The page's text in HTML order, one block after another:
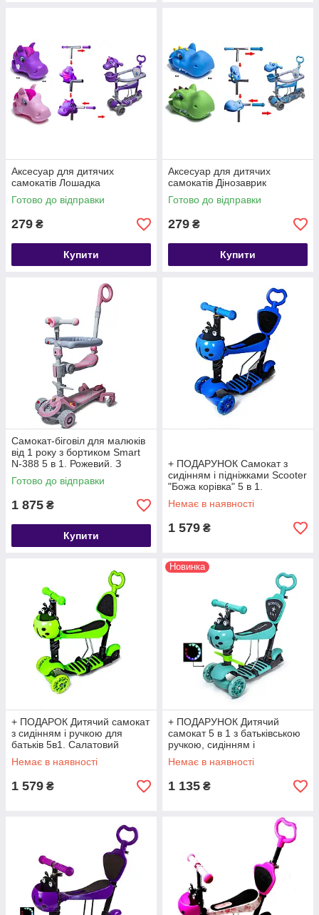
Аксесуар для дитячих
самокатів Лошадка
Готово до відправки
279 ₴
Купити
Аксесуар для дитячих
самокатів Дінозаврик
Готово до відправки
279 ₴
Купити
Самокат-біговіл для малюків
від 1 року з бортиком Smart
N-388 5 в 1. Рожевий. З
музикою та підсвічуванням
Готово до відправки
1 875 ₴
Купити
+ ПОДАРУНОК Самокат з
сидінням і підніжками Scooter
"Божа корівка" 5 в 1.
Блакитний
Немає в наявності
1 579 ₴
+ ПОДАРОК Дитячий самокат
з сидінням і ручкою для
батьків 5в1. Салатовий
Немає в наявності
1 579 ₴
Новинка
+ ПОДАРУНОК Дитячий
самокат 5 в 1 з батьківською
ручкою, сидінням і
підніжками. Tiffany
Немає в наявності
1 135 ₴